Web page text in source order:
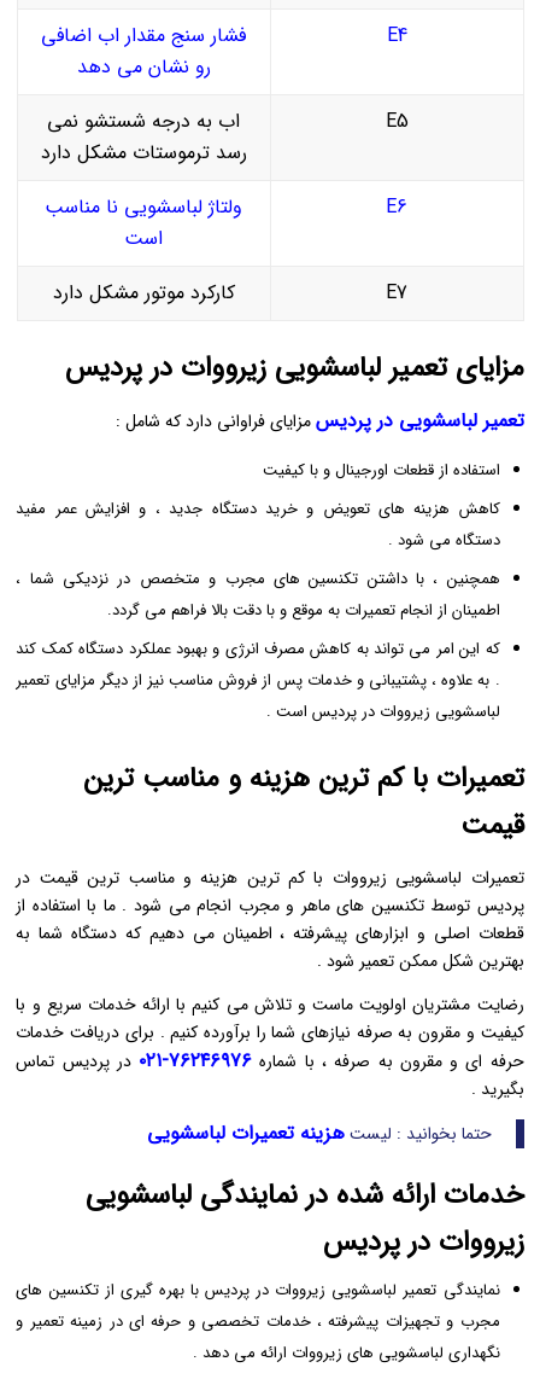
E4
فشار سنج مقدار اب اضافی
رو نشان می دهد
E5
اب به درجه شستشو نمی
رسد ترموستات مشکل دارد
E6
ولتاژ لباسشویی نا مناسب
است
E7
کارکرد موتور مشکل دارد
مزایای تعمیر لباسشویی زیرووات در پردیس
تعمیر لباسشویی در پردیسمزایای فراوانی دارد که شامل :
استفاده از قطعات اورجینال و با کیفیت
کاهش هزینه‌ های تعویض و خرید دستگاه جدید ، و افزایش عمر مفید
دستگاه می ‌شود .
همچنین ، با داشتن تکنسین‌ های مجرب و متخصص در نزدیکی شما ،
اطمینان از انجام تعمیرات به موقع و با دقت بالا فراهم می ‌گردد.
که این امر می ‌تواند به کاهش مصرف انرژی و بهبود عملکرد دستگاه کمک کند
. به علاوه ، پشتیبانی و خدمات پس از فروش مناسب نیز از دیگر مزایای تعمیر
لباسشویی زیرووات در پردیس است .
تعمیرات با کم ترین هزینه و مناسب ترین
قیمت
تعمیرات لباسشویی زیرووات با کم ‌ترین هزینه و مناسب ‌ترین قیمت در
پردیس توسط تکنسین ‌های ماهر و مجرب انجام می ‌شود . ما با استفاده از
قطعات اصلی و ابزارهای پیشرفته ، اطمینان می‌ دهیم که دستگاه شما به
بهترین شکل ممکن تعمیر شود .
رضایت مشتریان اولویت ماست و تلاش می‌ کنیم با ارائه خدمات سریع و با
کیفیت و مقرون به صرفه نیازهای شما را برآورده کنیم . برای دریافت خدمات
حرفه‌ ای و مقرون به صرفه ، با شماره ۷۶۲۴۶۹۷۶-۰۲۱
در پردیس تماس
بگیرید .
حتما بخوانید : لیستهزینه تعمیرات لباسشویی
خدمات ارائه شده در نمایندگی لباسشویی
زیرووات در پردیس
نمایندگی تعمیر لباسشویی زیرووات در پردیس با بهره ‌گیری از تکنسین ‌های
مجرب و تجهیزات پیشرفته ، خدمات تخصصی و حرفه ‌ای در زمینه تعمیر و
نگهداری لباسشویی‌ های زیرووات ارائه می ‌دهد .